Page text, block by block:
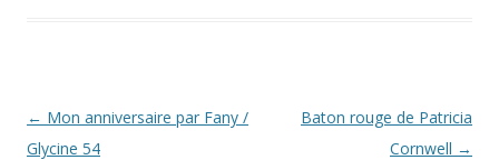
Navigation
des
← Mon anniversaire par Fany /
Glycine 54
Baton rouge de Patricia
Cornwell →